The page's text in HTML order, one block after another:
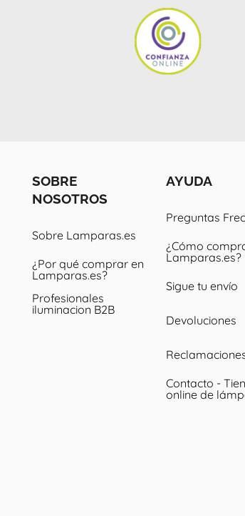
SOBRE
NOSOTROS
Sobre Lamparas.es
¿Por qué comprar en
Lamparas.es?
Profesionales
iluminacion B2B
AYUDA
Preguntas
¿Cómo
Lamparas.es?
Sigue tu envío
Devoluciones
Contacto -
online de